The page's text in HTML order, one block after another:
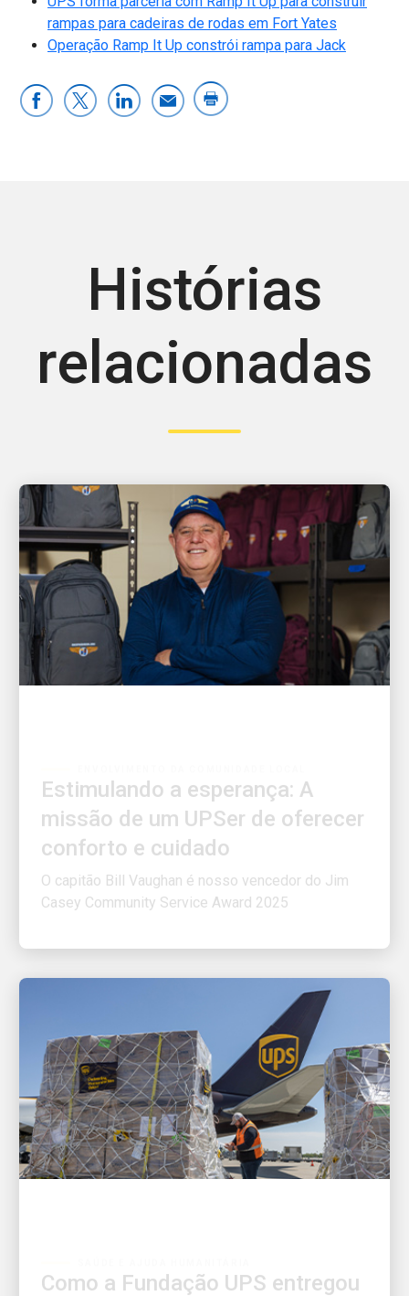
rampas para cadeiras de rodas em Fort Yates
Operação Ramp It Up constrói rampa para Jack
Histórias
relacionadas
missão de um UPSer de oferecer
conforto e cuidado
O capitão Bill Vaughan é nosso vencedor do Jim
Casey Community Service Award 2025
esperança após desastres